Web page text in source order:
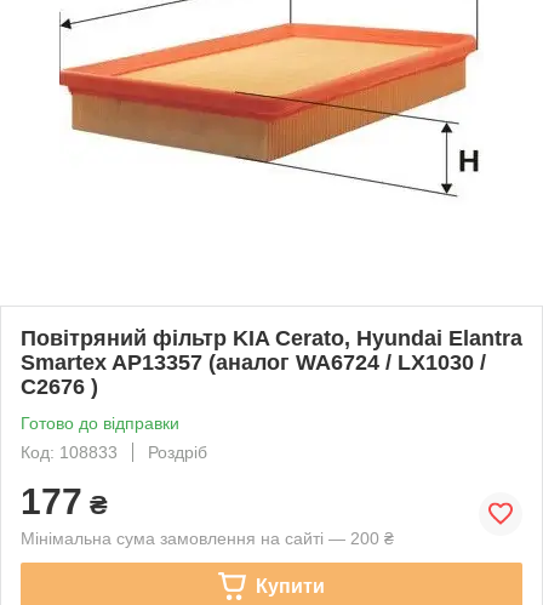
Повітряний фільтр KIA Cerato, Hyundai Elantra
Smartex AP13357 (аналог WA6724 / LX1030 /
C2676 )
Готово до відправки
Код: 108833
Роздріб
177 ₴
Мінімальна сума замовлення на сайті — 200 ₴
Купити